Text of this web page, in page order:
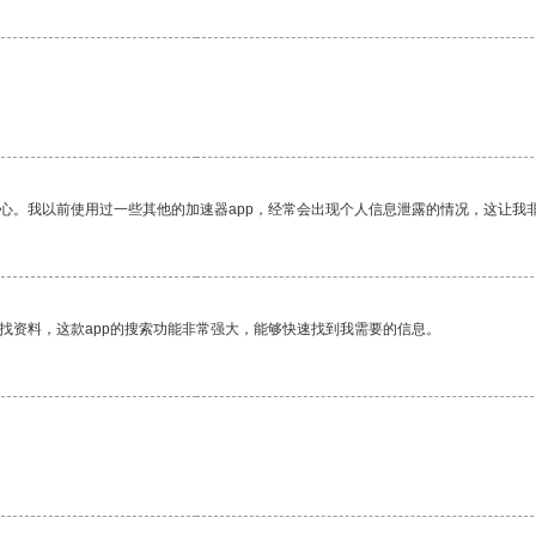
我以前使用过一些其他的加速器app，经常会出现个人信息泄露的情况，这让我
料，这款app的搜索功能非常强大，能够快速找到我需要的信息。